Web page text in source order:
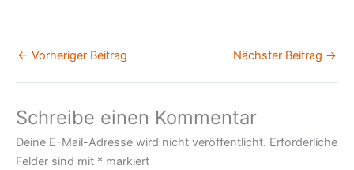
← Vorheriger Beitrag Nächster Beitrag →
Schreibe einen Kommentar
Deine E-Mail-Adresse wird nicht veröffentlicht. Erforderliche
Felder sind mit * markiert